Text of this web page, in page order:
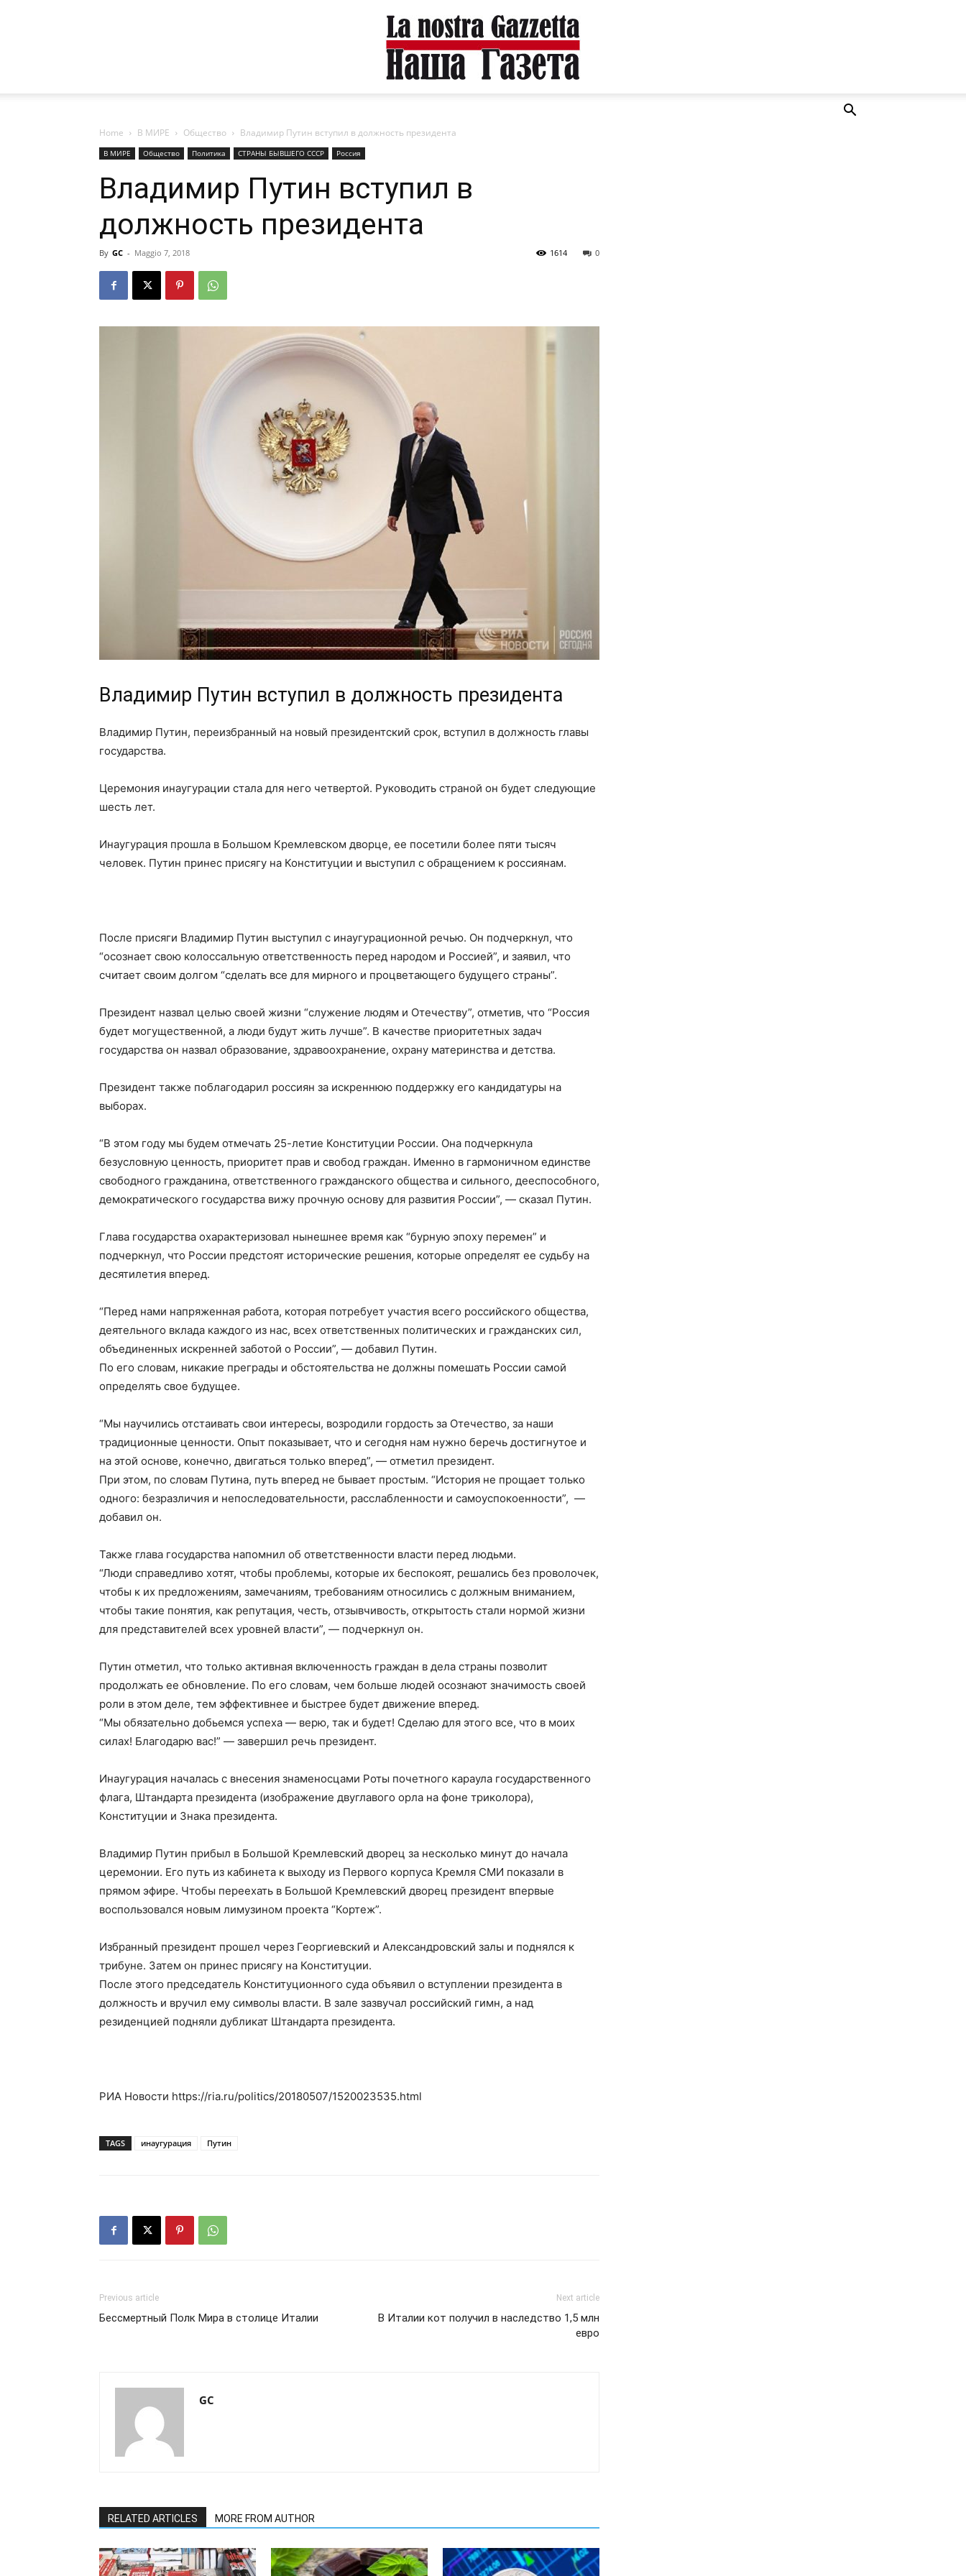
Home В МИРЕ Общество Владимир Путин вступил в должность президента
В МИРЕ Общество Политика СТРАНЫ БЫВШЕГО СССР Россия
Владимир Путин вступил в
должность президента
By GC - Maggio 7, 2018 0
1614
Владимир Путин вступил в должность президента
Владимир Путин, переизбранный на новый президентский срок, вступил в должность главы
государства.
Церемония инаугурации стала для него четвертой. Руководить страной он будет следующие
шесть лет.
Инаугурация прошла в Большом Кремлевском дворце, ее посетили более пяти тысяч
человек. Путин принес присягу на Конституции и выступил с обращением к россиянам.
После присяги Владимир Путин выступил с инаугурационной речью. Он подчеркнул, что
“осознает свою колоссальную ответственность перед народом и Россией”, и заявил, что
считает своим долгом “сделать все для мирного и процветающего будущего страны”.
Президент назвал целью своей жизни “служение людям и Отечеству”, отметив, что “Россия
будет могущественной, а люди будут жить лучше”. В качестве приоритетных задач
государства он назвал образование, здравоохранение, охрану материнства и детства.
Президент также поблагодарил россиян за искреннюю поддержку его кандидатуры на
выборах.
“В этом году мы будем отмечать 25-летие Конституции России. Она подчеркнула
безусловную ценность, приоритет прав и свобод граждан. Именно в гармоничном единстве
свободного гражданина, ответственного гражданского общества и сильного, дееспособного,
демократического государства вижу прочную основу для развития России”, — сказал Путин.
Глава государства охарактеризовал нынешнее время как “бурную эпоху перемен” и
подчеркнул, что России предстоят исторические решения, которые определят ее судьбу на
десятилетия вперед.
“Перед нами напряженная работа, которая потребует участия всего российского общества,
деятельного вклада каждого из нас, всех ответственных политических и гражданских сил,
объединенных искренней заботой о России”, — добавил Путин.
По его словам, никакие преграды и обстоятельства не должны помешать России самой
определять свое будущее.
“Мы научились отстаивать свои интересы, возродили гордость за Отечество, за наши
традиционные ценности. Опыт показывает, что и сегодня нам нужно беречь достигнутое и
на этой основе, конечно, двигаться только вперед”, — отметил президент.
При этом, по словам Путина, путь вперед не бывает простым. “История не прощает только
одного: безразличия и непоследовательности, расслабленности и самоуспокоенности”, —
добавил он.
Также глава государства напомнил об ответственности власти перед людьми.
“Люди справедливо хотят, чтобы проблемы, которые их беспокоят, решались без проволочек,
чтобы к их предложениям, замечаниям, требованиям относились с должным вниманием,
чтобы такие понятия, как репутация, честь, отзывчивость, открытость стали нормой жизни
для представителей всех уровней власти”, — подчеркнул он.
Путин отметил, что только активная включенность граждан в дела страны позволит
продолжать ее обновление. По его словам, чем больше людей осознают значимость своей
роли в этом деле, тем эффективнее и быстрее будет движение вперед.
“Мы обязательно добьемся успеха — верю, так и будет! Сделаю для этого все, что в моих
силах! Благодарю вас!” — завершил речь президент.
Инаугурация началась с внесения знаменосцами Роты почетного караула государственного
флага, Штандарта президента (изображение двуглавого орла на фоне триколора),
Конституции и Знака президента.
Владимир Путин прибыл в Большой Кремлевский дворец за несколько минут до начала
церемонии. Его путь из кабинета к выходу из Первого корпуса Кремля СМИ показали в
прямом эфире. Чтобы переехать в Большой Кремлевский дворец президент впервые
воспользовался новым лимузином проекта “Кортеж”.
Избранный президент прошел через Георгиевский и Александровский залы и поднялся к
трибуне. Затем он принес присягу на Конституции.
После этого председатель Конституционного суда объявил о вступлении президента в
должность и вручил ему символы власти. В зале зазвучал российский гимн, а над
резиденцией подняли дубликат Штандарта президента.
РИА Новости https://ria.ru/politics/20180507/1520023535.html
TAGS инаугурация Путин
Previous article
Бессмертный Полк Мира в столице Италии
Next article
В Италии кот получил в наследство 1,5 млн
евро
GC
RELATED ARTICLES MORE FROM AUTHOR